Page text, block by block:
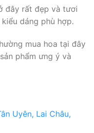
đây rất đẹp và tươi
dáng phù hợp.
mua hoa tại đây
phẩm ưng ý và
Uyên, Lai Châu,